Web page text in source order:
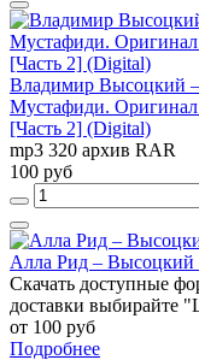
Владимир Высоцкий
Мустафиди. Оригинал
[Часть 2] (Digital)
mp3 320 архив RAR
100 руб
Алла Рид – Высоцкий
Скачать доступные
доставки выбирайте
от 100 руб
Подробнее